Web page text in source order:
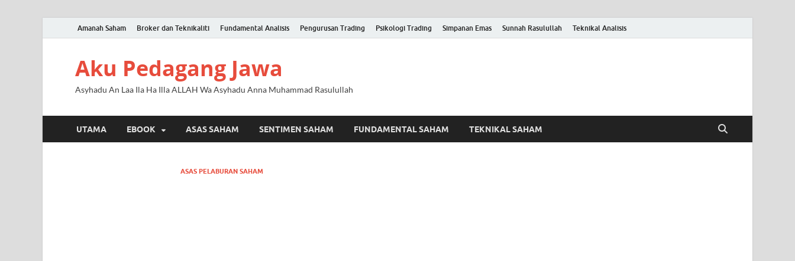
Amanah Saham Broker dan Teknikaliti Fundamental Analisis Pengurusan Trading Psikologi Trading Simpanan Emas Sunnah Rasulullah Teknikal Analisis
Aku Pedagang Jawa
Asyhadu An Laa Ila Ha Illa ALLAH Wa Asyhadu Anna Muhammad Rasulullah
UTAMA EBOOK ASAS SAHAM SENTIMEN SAHAM FUNDAMENTAL SAHAM TEKNIKAL SAHAM
ASAS PELABURAN SAHAM